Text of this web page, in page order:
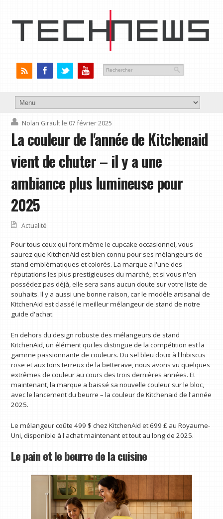
Nolan Girault le 07 février 2025
La couleur de l'année de Kitchenaid
vient de chuter – il y a une
ambiance plus lumineuse pour
2025
Actualité
Pour tous ceux qui font même le cupcake occasionnel, vous
saurez que KitchenAid est bien connu pour ses mélangeurs de
stand emblématiques et colorés. La marque a l'une des
réputations les plus prestigieuses du marché, et si vous n'en
possédez pas déjà, elle sera sans aucun doute sur votre liste de
souhaits. Il y a aussi une bonne raison, car le modèle artisanal de
KitchenAid est classé le meilleur mélangeur de stand de notre
guide d'achat.
En dehors du design robuste des mélangeurs de stand
KitchenAid, un élément qui les distingue de la compétition est la
gamme passionnante de couleurs. Du sel bleu doux à l'hibiscus
rose et aux tons terreux de la betterave, nous avons vu quelques
extrêmes de couleur au cours des trois dernières années. Et
maintenant, la marque a baissé sa nouvelle couleur sur le bloc,
avec le lancement du beurre – la couleur de Kitchenaid de l'année
2025.
Le mélangeur coûte 499 $ chez KitchenAid et 699 £ au Royaume-
Uni, disponible à l'achat maintenant et tout au long de 2025.
Le pain et le beurre de la cuisine